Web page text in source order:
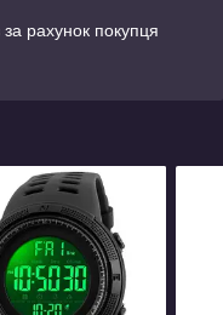
рахунок покупця